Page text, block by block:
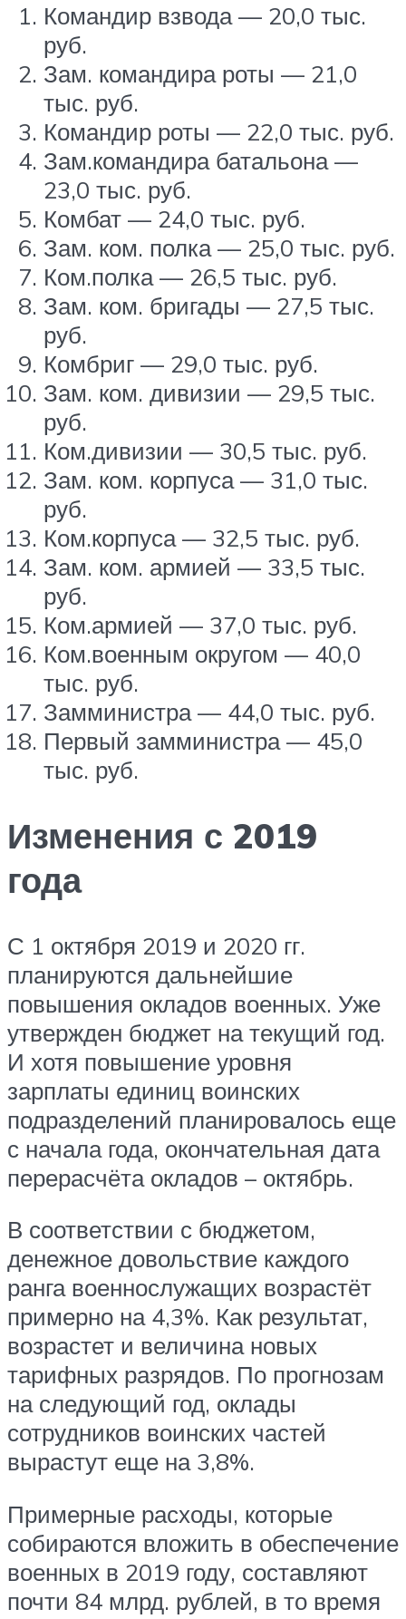
Командир взвода — 20,0 тыс.
руб.
Зам. командира роты — 21,0
тыс. руб.
Командир роты — 22,0 тыс. руб.
Зам.командира батальона —
23,0 тыс. руб.
Комбат — 24,0 тыс. руб.
Зам. ком. полка — 25,0 тыс. руб.
Ком.полка — 26,5 тыс. руб.
Зам. ком. бригады — 27,5 тыс.
руб.
Комбриг — 29,0 тыс. руб.
Зам. ком. дивизии — 29,5 тыс.
руб.
Ком.дивизии — 30,5 тыс. руб.
Зам. ком. корпуса — 31,0 тыс.
руб.
Ком.корпуса — 32,5 тыс. руб.
Зам. ком. армией — 33,5 тыс.
руб.
Ком.армией — 37,0 тыс. руб.
Ком.военным округом — 40,0
тыс. руб.
Замминистра — 44,0 тыс. руб.
Первый замминистра — 45,0
тыс. руб.
Изменения с 2019
года
С 1 октября 2019 и 2020 гг.
планируются дальнейшие
повышения окладов военных. Уже
утвержден бюджет на текущий год.
И хотя повышение уровня
зарплаты единиц воинских
подразделений планировалось еще
с начала года, окончательная дата
перерасчёта окладов – октябрь.
В соответствии с бюджетом,
денежное довольствие каждого
ранга военнослужащих возрастёт
примерно на 4,3%. Как результат,
возрастет и величина новых
тарифных разрядов. По прогнозам
на следующий год, оклады
сотрудников воинских частей
вырастут еще на 3,8%.
Примерные расходы, которые
собираются вложить в обеспечение
военных в 2019 году, составляют
почти 84 млрд. рублей, в то время